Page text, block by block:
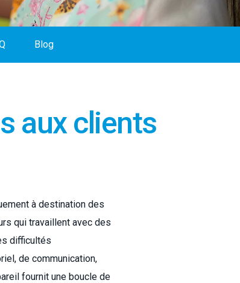
Blog
aux clients
à destination des
qui travaillent avec des
difficultés
de communication,
fournit une boucle de